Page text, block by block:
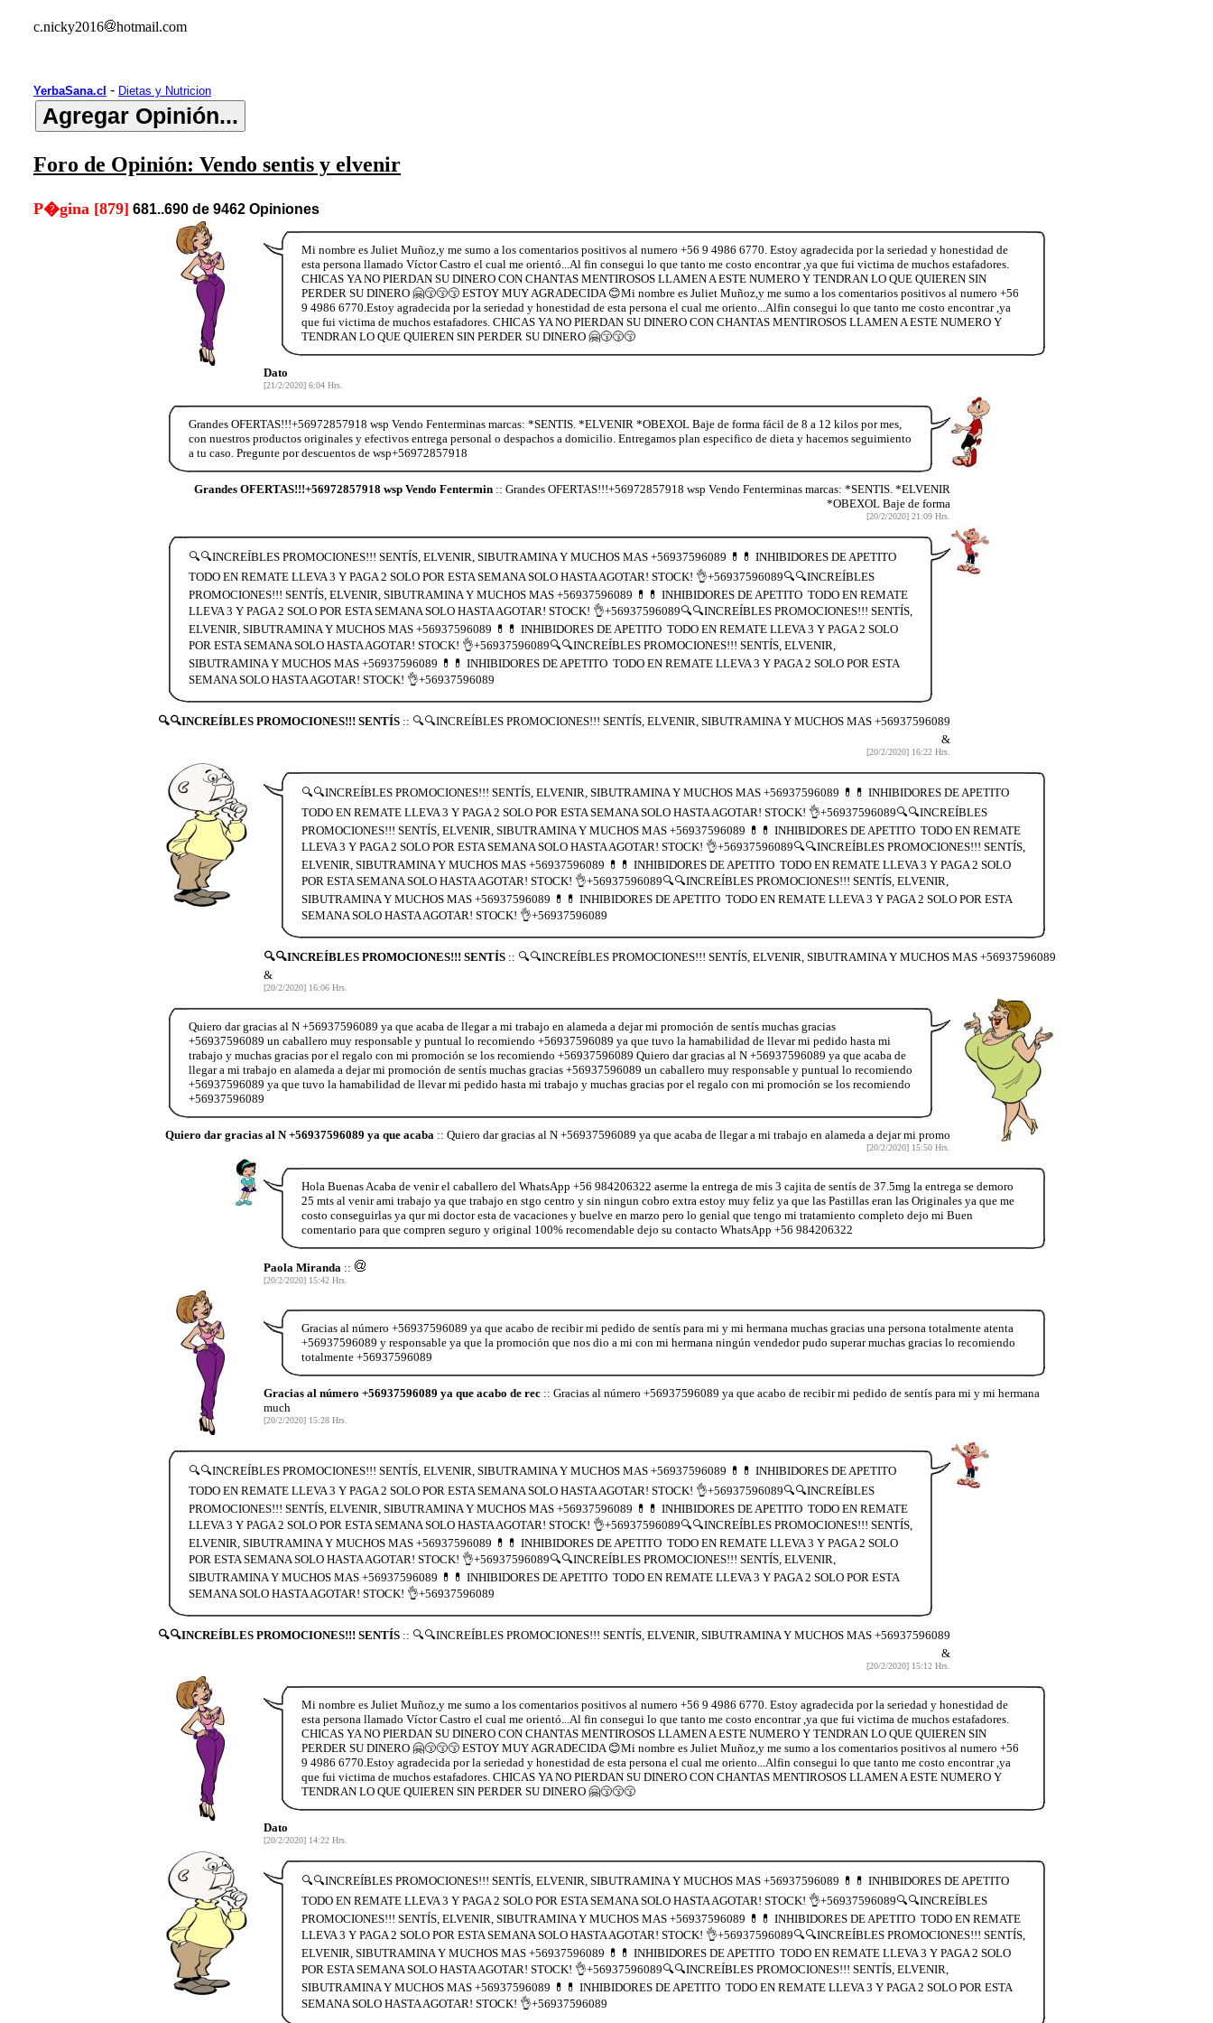
c.nicky2016 hotmail.com
YerbaSana.cl - Dietas y Nutricion
Foro de Opinión: Vendo sentis y elvenir
P�gina [879] 681..690 de 9462 Opiniones
Mi nombre es Juliet Muñoz,y me sumo a los comentarios positivos al numero +56 9 4986 6770. Estoy agradecida por la seriedad y honestidad de
esta persona llamado Víctor Castro el cual me orientó...Al fin consegui lo que tanto me costo encontrar ,ya que fui victima de muchos estafadores.
CHICAS YA NO PIERDAN SU DINERO CON CHANTAS MENTIROSOS LLAMEN A ESTE NUMERO Y TENDRAN LO QUE QUIEREN SIN
PERDER SU DINERO 🤗😙😙😙 ESTOY MUY AGRADECIDA 😊Mi nombre es Juliet Muñoz,y me sumo a los comentarios positivos al numero +56
9 4986 6770.Estoy agradecida por la seriedad y honestidad de esta persona el cual me oriento...Alfin consegui lo que tanto me costo encontrar ,ya
que fui victima de muchos estafadores. CHICAS YA NO PIERDAN SU DINERO CON CHANTAS MENTIROSOS LLAMEN A ESTE NUMERO Y
TENDRAN LO QUE QUIEREN SIN PERDER SU DINERO 🤗😙😙😙
Dato
[21/2/2020] 6:04 Hrs.
Grandes OFERTAS!!!+56972857918 wsp Vendo Fenterminas marcas: *SENTIS. *ELVENIR *OBEXOL Baje de forma fácil de 8 a 12 kilos por mes,
con nuestros productos originales y efectivos entrega personal o despachos a domicilio. Entregamos plan especifico de dieta y hacemos seguimiento
a tu caso. Pregunte por descuentos de wsp+56972857918
Grandes OFERTAS!!!+56972857918 wsp Vendo Fentermin:: Grandes OFERTAS!!!+56972857918 wsp Vendo Fenterminas marcas: *SENTIS. *ELVENIR
*OBEXOL Baje de forma
[20/2/2020] 21:09 Hrs.
🔍🔍INCREÍBLES PROMOCIONES!!! SENTÍS, ELVENIR, SIBUTRAMINA Y MUCHOS MAS +56937596089 💊💊 INHIBIDORES DE APETITO
TODO EN REMATE LLEVA 3 Y PAGA 2 SOLO POR ESTA SEMANA SOLO HASTA AGOTAR! STOCK! 👌+56937596089🔍🔍INCREÍBLES
PROMOCIONES!!! SENTÍS, ELVENIR, SIBUTRAMINA Y MUCHOS MAS +56937596089 💊💊 INHIBIDORES DE APETITO TODO EN REMATE
LLEVA 3 Y PAGA 2 SOLO POR ESTA SEMANA SOLO HASTA AGOTAR! STOCK! 👌+56937596089🔍🔍INCREÍBLES PROMOCIONES!!! SENTÍS,
ELVENIR, SIBUTRAMINA Y MUCHOS MAS +56937596089 💊💊 INHIBIDORES DE APETITO TODO EN REMATE LLEVA 3 Y PAGA 2 SOLO
POR ESTA SEMANA SOLO HASTA AGOTAR! STOCK! 👌+56937596089🔍🔍INCREÍBLES PROMOCIONES!!! SENTÍS, ELVENIR,
SIBUTRAMINA Y MUCHOS MAS +56937596089 💊💊 INHIBIDORES DE APETITO TODO EN REMATE LLEVA 3 Y PAGA 2 SOLO POR ESTA
SEMANA SOLO HASTA AGOTAR! STOCK! 👌+56937596089
🔍🔍INCREÍBLES PROMOCIONES!!! SENTÍS:: 🔍🔍INCREÍBLES PROMOCIONES!!! SENTÍS, ELVENIR, SIBUTRAMINA Y MUCHOS MAS +56937596089
&
[20/2/2020] 16:22 Hrs.
🔍🔍INCREÍBLES PROMOCIONES!!! SENTÍS, ELVENIR, SIBUTRAMINA Y MUCHOS MAS +56937596089 💊💊 INHIBIDORES DE APETITO
TODO EN REMATE LLEVA 3 Y PAGA 2 SOLO POR ESTA SEMANA SOLO HASTA AGOTAR! STOCK! 👌+56937596089🔍🔍INCREÍBLES
PROMOCIONES!!! SENTÍS, ELVENIR, SIBUTRAMINA Y MUCHOS MAS +56937596089 💊💊 INHIBIDORES DE APETITO TODO EN REMATE
LLEVA 3 Y PAGA 2 SOLO POR ESTA SEMANA SOLO HASTA AGOTAR! STOCK! 👌+56937596089🔍🔍INCREÍBLES PROMOCIONES!!! SENTÍS,
ELVENIR, SIBUTRAMINA Y MUCHOS MAS +56937596089 💊💊 INHIBIDORES DE APETITO TODO EN REMATE LLEVA 3 Y PAGA 2 SOLO
POR ESTA SEMANA SOLO HASTA AGOTAR! STOCK! 👌+56937596089🔍🔍INCREÍBLES PROMOCIONES!!! SENTÍS, ELVENIR,
SIBUTRAMINA Y MUCHOS MAS +56937596089 💊💊 INHIBIDORES DE APETITO TODO EN REMATE LLEVA 3 Y PAGA 2 SOLO POR ESTA
SEMANA SOLO HASTA AGOTAR! STOCK! 👌+56937596089
🔍🔍INCREÍBLES PROMOCIONES!!! SENTÍS:: 🔍🔍INCREÍBLES PROMOCIONES!!! SENTÍS, ELVENIR, SIBUTRAMINA Y MUCHOS MAS +56937596089
&
[20/2/2020] 16:06 Hrs.
Quiero dar gracias al N +56937596089 ya que acaba de llegar a mi trabajo en alameda a dejar mi promoción de sentís muchas gracias
+56937596089 un caballero muy responsable y puntual lo recomiendo +56937596089 ya que tuvo la hamabilidad de llevar mi pedido hasta mi
trabajo y muchas gracias por el regalo con mi promoción se los recomiendo +56937596089 Quiero dar gracias al N +56937596089 ya que acaba de
llegar a mi trabajo en alameda a dejar mi promoción de sentís muchas gracias +56937596089 un caballero muy responsable y puntual lo recomiendo
+56937596089 ya que tuvo la hamabilidad de llevar mi pedido hasta mi trabajo y muchas gracias por el regalo con mi promoción se los recomiendo
+56937596089
Quiero dar gracias al N +56937596089 ya que acaba :: Quiero dar gracias al N +56937596089 ya que acaba de llegar a mi trabajo en alameda a dejar mi promo
[20/2/2020] 15:50 Hrs.
Hola Buenas Acaba de venir el caballero del WhatsApp +56 984206322 aserme la entrega de mis 3 cajita de sentís de 37.5mg la entrega se demoro
25 mts al venir ami trabajo ya que trabajo en stgo centro y sin ningun cobro extra estoy muy feliz ya que las Pastillas eran las Originales ya que me
costo conseguirlas ya qur mi doctor esta de vacaciones y buelve en marzo pero lo genial que tengo mi tratamiento completo dejo mi Buen
comentario para que compren seguro y original 100% recomendable dejo su contacto WhatsApp +56 984206322
Paola Miranda ::
[20/2/2020] 15:42 Hrs.
Gracias al número +56937596089 ya que acabo de recibir mi pedido de sentís para mi y mi hermana muchas gracias una persona totalmente atenta
+56937596089 y responsable ya que la promoción que nos dio a mi con mi hermana ningún vendedor pudo superar muchas gracias lo recomiendo
totalmente +56937596089
Gracias al número +56937596089 ya que acabo de rec:: Gracias al número +56937596089 ya que acabo de recibir mi pedido de sentís para mi y mi hermana
much
[20/2/2020] 15:28 Hrs.
🔍🔍INCREÍBLES PROMOCIONES!!! SENTÍS, ELVENIR, SIBUTRAMINA Y MUCHOS MAS +56937596089 💊💊 INHIBIDORES DE APETITO
TODO EN REMATE LLEVA 3 Y PAGA 2 SOLO POR ESTA SEMANA SOLO HASTA AGOTAR! STOCK! 👌+56937596089🔍🔍INCREÍBLES
PROMOCIONES!!! SENTÍS, ELVENIR, SIBUTRAMINA Y MUCHOS MAS +56937596089 💊💊 INHIBIDORES DE APETITO TODO EN REMATE
LLEVA 3 Y PAGA 2 SOLO POR ESTA SEMANA SOLO HASTA AGOTAR! STOCK! 👌+56937596089🔍🔍INCREÍBLES PROMOCIONES!!! SENTÍS,
ELVENIR, SIBUTRAMINA Y MUCHOS MAS +56937596089 💊💊 INHIBIDORES DE APETITO TODO EN REMATE LLEVA 3 Y PAGA 2 SOLO
POR ESTA SEMANA SOLO HASTA AGOTAR! STOCK! 👌+56937596089🔍🔍INCREÍBLES PROMOCIONES!!! SENTÍS, ELVENIR,
SIBUTRAMINA Y MUCHOS MAS +56937596089 💊💊 INHIBIDORES DE APETITO TODO EN REMATE LLEVA 3 Y PAGA 2 SOLO POR ESTA
SEMANA SOLO HASTA AGOTAR! STOCK! 👌+56937596089
🔍🔍INCREÍBLES PROMOCIONES!!! SENTÍS:: 🔍🔍INCREÍBLES PROMOCIONES!!! SENTÍS, ELVENIR, SIBUTRAMINA Y MUCHOS MAS +56937596089
&
[20/2/2020] 15:12 Hrs.
Mi nombre es Juliet Muñoz,y me sumo a los comentarios positivos al numero +56 9 4986 6770. Estoy agradecida por la seriedad y honestidad de
esta persona llamado Víctor Castro el cual me orientó...Al fin consegui lo que tanto me costo encontrar ,ya que fui victima de muchos estafadores.
CHICAS YA NO PIERDAN SU DINERO CON CHANTAS MENTIROSOS LLAMEN A ESTE NUMERO Y TENDRAN LO QUE QUIEREN SIN
PERDER SU DINERO 🤗😙😙😙 ESTOY MUY AGRADECIDA 😊Mi nombre es Juliet Muñoz,y me sumo a los comentarios positivos al numero +56
9 4986 6770.Estoy agradecida por la seriedad y honestidad de esta persona el cual me oriento...Alfin consegui lo que tanto me costo encontrar ,ya
que fui victima de muchos estafadores. CHICAS YA NO PIERDAN SU DINERO CON CHANTAS MENTIROSOS LLAMEN A ESTE NUMERO Y
TENDRAN LO QUE QUIEREN SIN PERDER SU DINERO 🤗😙😙😙
Dato
[20/2/2020] 14:22 Hrs.
🔍🔍INCREÍBLES PROMOCIONES!!! SENTÍS, ELVENIR, SIBUTRAMINA Y MUCHOS MAS +56937596089 💊💊 INHIBIDORES DE APETITO
TODO EN REMATE LLEVA 3 Y PAGA 2 SOLO POR ESTA SEMANA SOLO HASTA AGOTAR! STOCK! 👌+56937596089🔍🔍INCREÍBLES
PROMOCIONES!!! SENTÍS, ELVENIR, SIBUTRAMINA Y MUCHOS MAS +56937596089 💊💊 INHIBIDORES DE APETITO TODO EN REMATE
LLEVA 3 Y PAGA 2 SOLO POR ESTA SEMANA SOLO HASTA AGOTAR! STOCK! 👌+56937596089🔍🔍INCREÍBLES PROMOCIONES!!! SENTÍS,
ELVENIR, SIBUTRAMINA Y MUCHOS MAS +56937596089 💊💊 INHIBIDORES DE APETITO TODO EN REMATE LLEVA 3 Y PAGA 2 SOLO
POR ESTA SEMANA SOLO HASTA AGOTAR! STOCK! 👌+56937596089🔍🔍INCREÍBLES PROMOCIONES!!! SENTÍS, ELVENIR,
SIBUTRAMINA Y MUCHOS MAS +56937596089 💊💊 INHIBIDORES DE APETITO TODO EN REMATE LLEVA 3 Y PAGA 2 SOLO POR ESTA
SEMANA SOLO HASTA AGOTAR! STOCK! 👌+56937596089